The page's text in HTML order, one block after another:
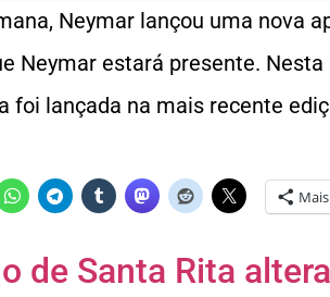
Neymar lançou uma nova
Neymar estará presente.
foi lançada na mais recente
Mais
de Santa Rita